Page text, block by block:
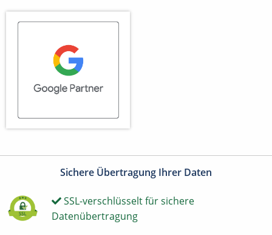
Sichere Übertragung Ihrer Daten
SSL-verschlüsselt für sichere
Datenübertragung